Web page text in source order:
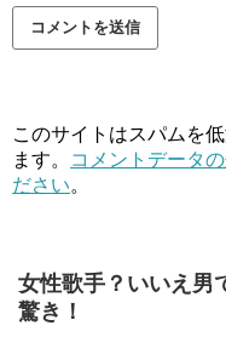
このサイトはスパムを
ます。
コメントデータ
ださい。
女性歌手？いいえ男
驚き！